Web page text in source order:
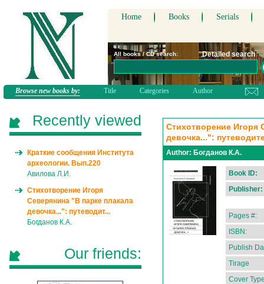
Home Books Serials
All books / CD search: Detailed search
Browse new books by: Title Categories Author
Стихотворение Игоря
девочка...":
Author: Богданов К.А.
Book ID:
Publisher:
Pages #:
ISBN:
Publish
Tirage
Cover
Recently viewed
Краткие сообщения Института
археологии. Вып.220
Авилова Л.И.
Стихотворение Игоря
Северянина "В парке плакала
девочка...": путеводит...
Богданов К.А.
Our friends: